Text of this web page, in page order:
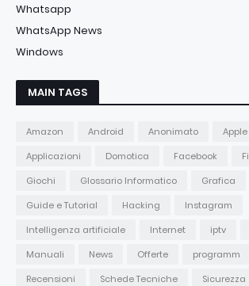
Whatsapp
WhatsApp News
Windows
MAIN TAGS
Amazon Android Anonimato
Apple
Applicazioni
Domotica Facebook
Giochi
Glossario Informatico
Grafica
Guide e Tutorial
Hacking
Instagram
Intelligenza artificiale
Internet iptv
Manuali
News Offerte programm
Recensioni
Schede Tecniche Sicurezza